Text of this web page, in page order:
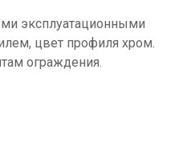
эксплуатационными
цвет профиля хром.
ограждения.